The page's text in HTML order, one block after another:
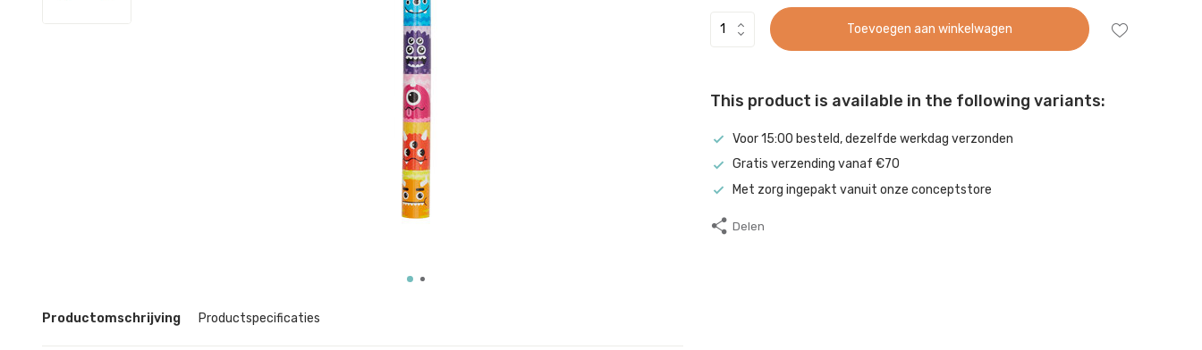
Productomschrijving Productspecificaties
Toevoegen aan winkelwagen
This product is available in the following variants:
Voor 15:00 besteld, dezelfde werkdag verzonden
Gratis verzending vanaf €70
Met zorg ingepakt vanuit onze conceptstore
Delen